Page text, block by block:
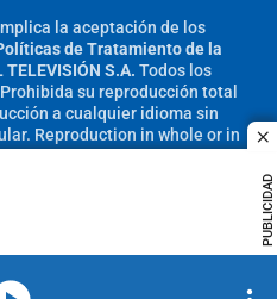
PUBLICIDAD
la aceptación de los
de Tratamiento de la
TELEVISIÓN S.A. Todos los
su reproducción total
a cualquier idioma sin
Reproduction in whole or in